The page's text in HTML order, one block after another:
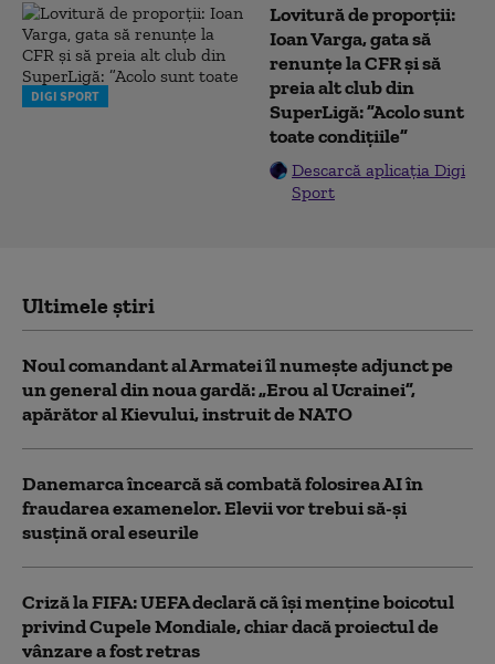
DIGI SPORT
Lovitură de proporții:
Ioan Varga, gata să
renunțe la CFR și să
preia alt club din
SuperLigă: ”Acolo sunt
toate condițiile”
Descarcă aplicația Digi
Sport
Ultimele știri
Noul comandant al Armatei îl numește adjunct pe
un general din noua gardă: „Erou al Ucrainei”,
apărător al Kievului, instruit de NATO
Danemarca încearcă să combată folosirea AI în
fraudarea examenelor. Elevii vor trebui să-şi
susţină oral eseurile
Criză la FIFA: UEFA declară că îşi menţine boicotul
privind Cupele Mondiale, chiar dacă proiectul de
vânzare a fost retras